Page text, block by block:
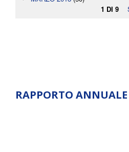
1 DI 9
RAPPORTO